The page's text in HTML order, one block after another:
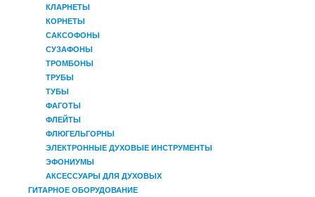
КЛАРНЕТЫ
КОРНЕТЫ
САКСОФОНЫ
СУЗАФОНЫ
ТРОМБОНЫ
ТРУБЫ
ТУБЫ
ФАГОТЫ
ФЛЕЙТЫ
ФЛЮГЕЛЬГОРНЫ
ЭЛЕКТРОННЫЕ ДУХОВЫЕ ИНСТРУМЕНТЫ
ЭФОНИУМЫ
АКСЕССУАРЫ ДЛЯ ДУХОВЫХ
ГИТАРНОЕ ОБОРУДОВАНИЕ